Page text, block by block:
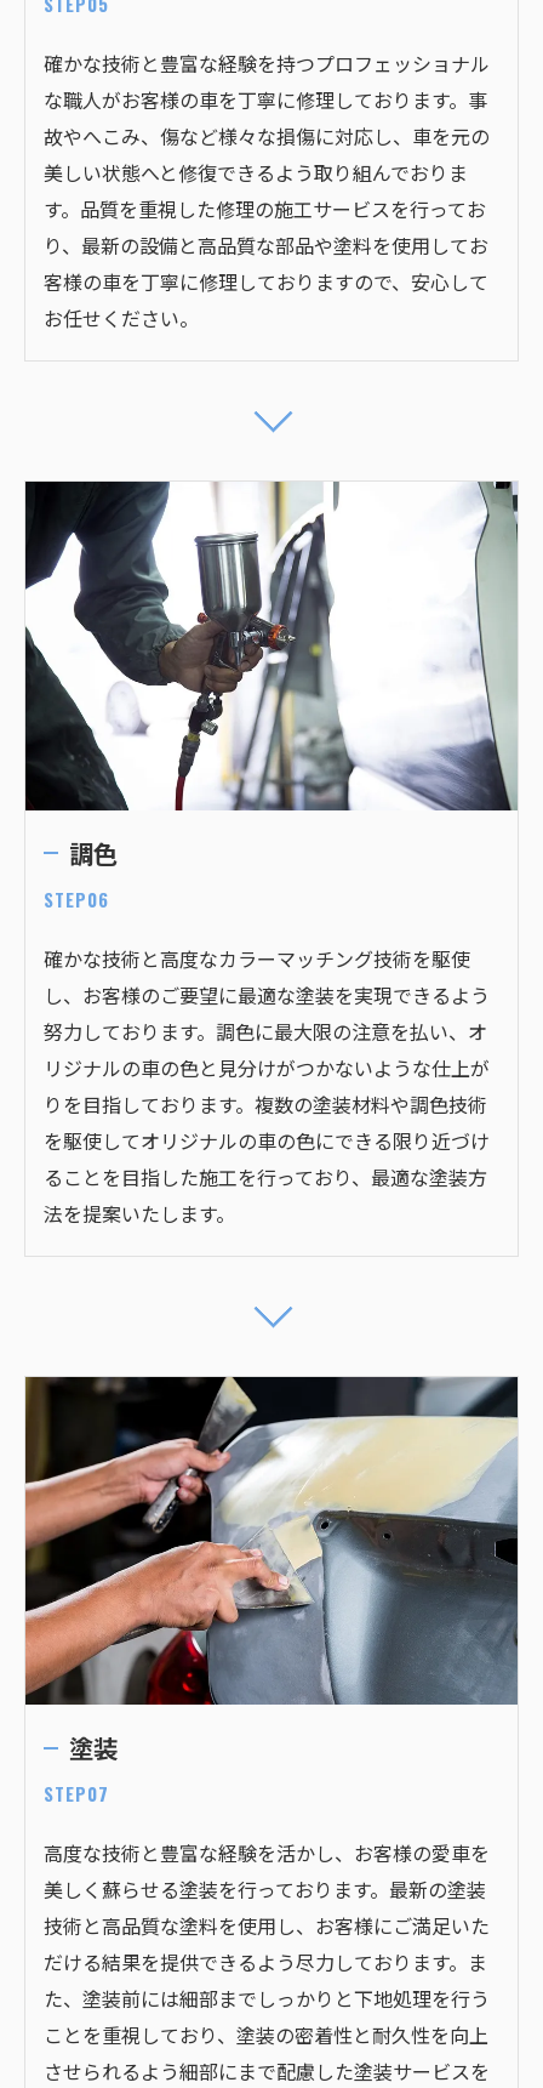
確かな技術と豊富な経験を持つプロフェッショナル
な職人がお客様の車を丁寧に修理しております。事
故やへこみ、傷など様々な損傷に対応し、車を元の
美しい状態へと修復できるよう取り組んでおりま
す。品質を重視した修理の施工サービスを行ってお
り、最新の設備と高品質な部品や塗料を使用してお
客様の車を丁寧に修理しておりますので、安心して
お任せください。
調色
STEP06
確かな技術と高度なカラーマッチング技術を駆使
し、お客様のご要望に最適な塗装を実現できるよう
努力しております。調色に最大限の注意を払い、オ
リジナルの車の色と見分けがつかないような仕上が
りを目指しております。複数の塗装材料や調色技術
を駆使してオリジナルの車の色にできる限り近づけ
ることを目指した施工を行っており、最適な塗装方
法を提案いたします。
塗装
STEP07
高度な技術と豊富な経験を活かし、お客様の愛車を
美しく蘇らせる塗装を行っております。最新の塗装
技術と高品質な塗料を使用し、お客様にご満足いた
だける結果を提供できるよう尽力しております。ま
た、塗装前には細部までしっかりと下地処理を行う
ことを重視しており、塗装の密着性と耐久性を向上
させられるよう細部にまで配慮した塗装サービスを